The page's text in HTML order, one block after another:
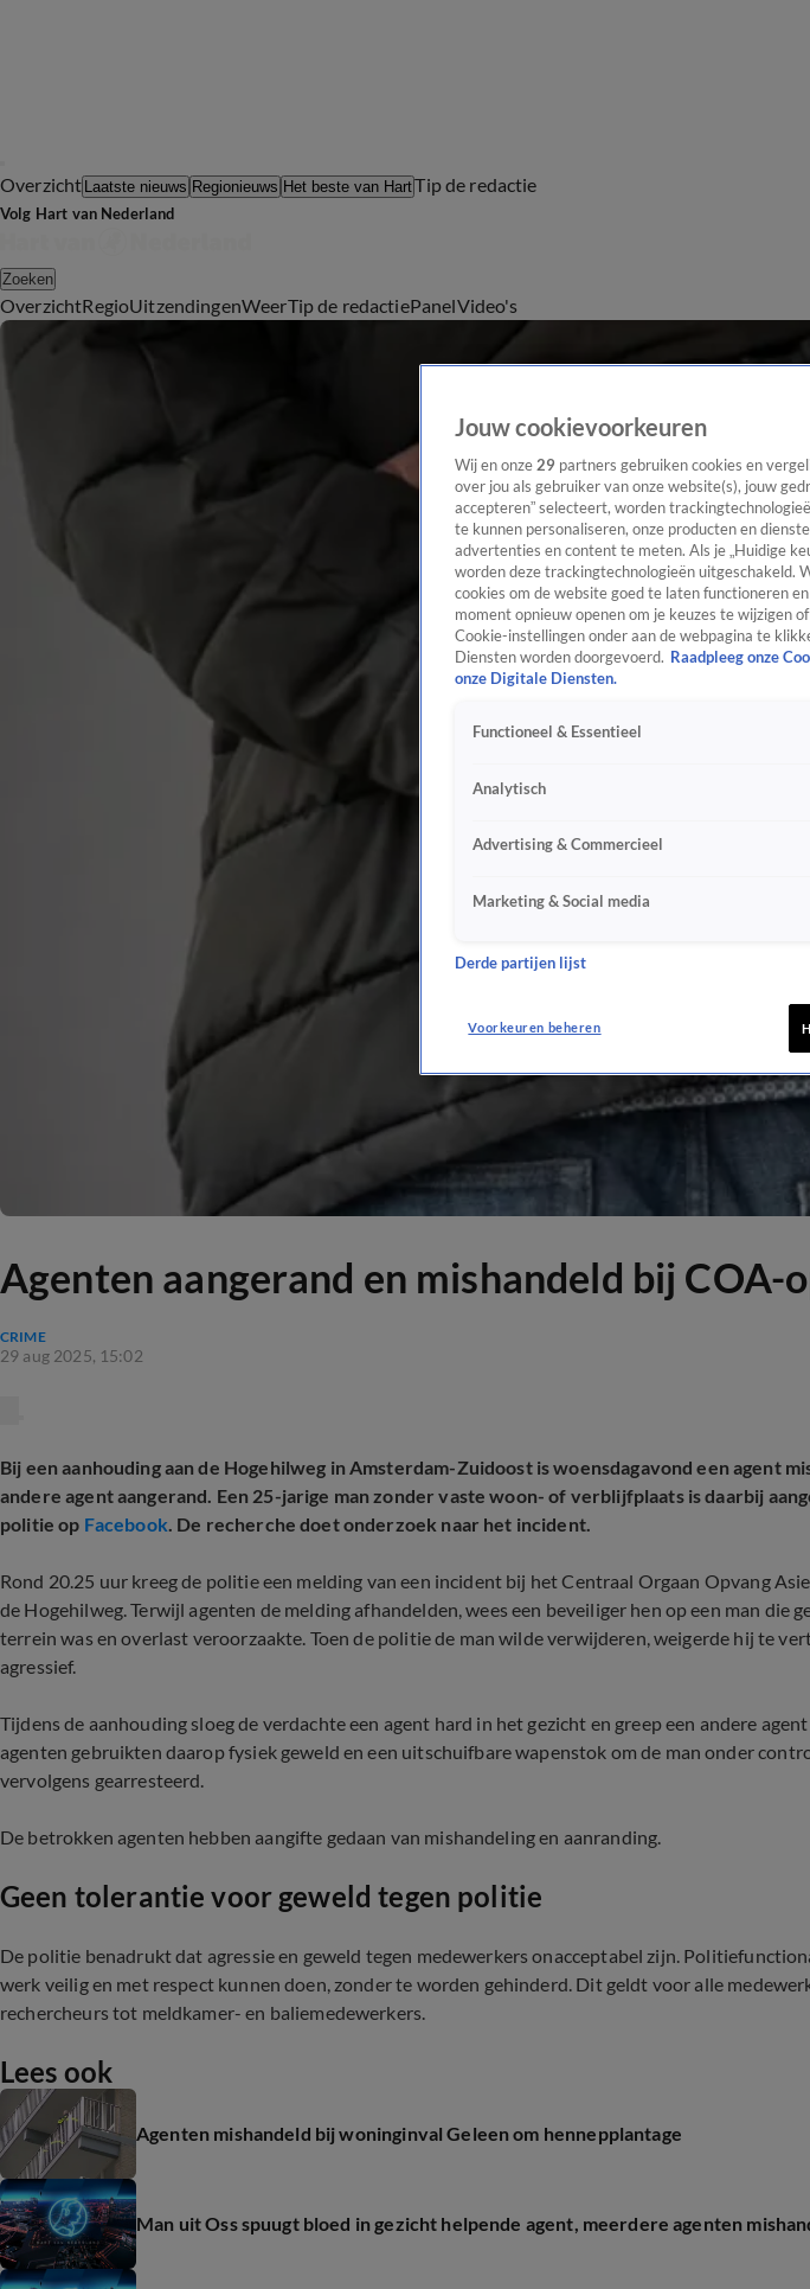
Overzicht Laatste nieuws Regionieuws Het beste van HartTip de redactie
Volg Hart van Nederland
Zoeken
OverzichtRegioUitzendingenWeerTip de redactiePanelVideo's
Agenten aangerand en mishandeld bij COA-
CRIME
29 aug 2025, 15:02
Bij een aanhouding aan de Hogehilweg in Amsterdam-Zuidoost is woensdagavond een agent
andere agent aangerand. Een 25-jarige man zonder vaste woon- of verblijfplaats is daarbij
politie op Facebook. De recherche doet onderzoek naar het incident.
Rond 20.25 uur kreeg de politie een melding van een incident bij het Centraal Orgaan Opvang
de Hogehilweg. Terwijl agenten de melding afhandelden, wees een beveiliger hen op een man die
terrein was en overlast veroorzaakte. Toen de politie de man wilde verwijderen, weigerde hij te
agressief.
Tijdens de aanhouding sloeg de verdachte een agent hard in het gezicht en greep een andere
agenten gebruikten daarop fysiek geweld en een uitschuifbare wapenstok om de man onder
vervolgens gearresteerd.
De betrokken agenten hebben aangifte gedaan van mishandeling en aanranding.
Geen tolerantie voor geweld tegen politie
De politie benadrukt dat agressie en geweld tegen medewerkers onacceptabel zijn.
werk veilig en met respect kunnen doen, zonder te worden gehinderd. Dit geldt voor alle
rechercheurs tot meldkamer- en baliemedewerkers.
Lees ook
Agenten mishandeld bij woninginval Geleen om hennepplantage
Man uit Oss spuugt bloed in gezicht helpende agent, meerdere agenten
Jouw cookievoorkeuren
Wij en onze 29 partners gebruiken cookies en
over jou als gebruiker van onze website(s), jouw
accepteren” selecteert, worden
te kunnen personaliseren, onze producten en
advertenties en content te meten. Als je „Huidige
worden deze trackingtechnologieën uitgeschakeld.
cookies om de website goed te laten functioneren
moment opnieuw openen om je keuzes te wijzigen
Cookie-instellingen onder aan de webpagina te
Diensten worden doorgevoerd. Raadpleeg onze
onze Digitale Diensten.
Functioneel & Essentieel
Analytisch
Advertising & Commercieel
Marketing & Social media
Derde partijen lijst
Voorkeuren beheren